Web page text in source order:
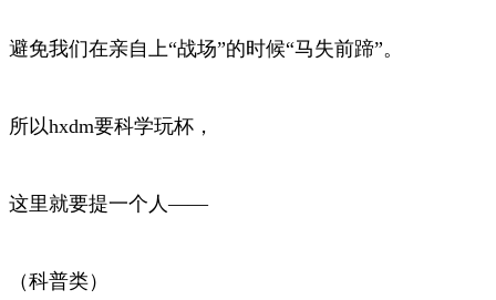
避免我们在亲自上“战场”的时候“马失前蹄”。
所以hxdm要科学玩杯，
这里就要提一个人——
（科普类）